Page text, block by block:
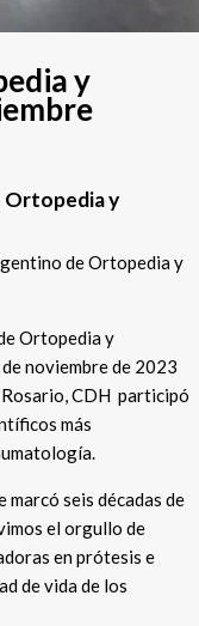
y
Ortopedia y
de Ortopedia y
Ortopedia y
noviembre de 2023
CDH participó
más
seis décadas de
el orgullo de
en prótesis e
de vida de los